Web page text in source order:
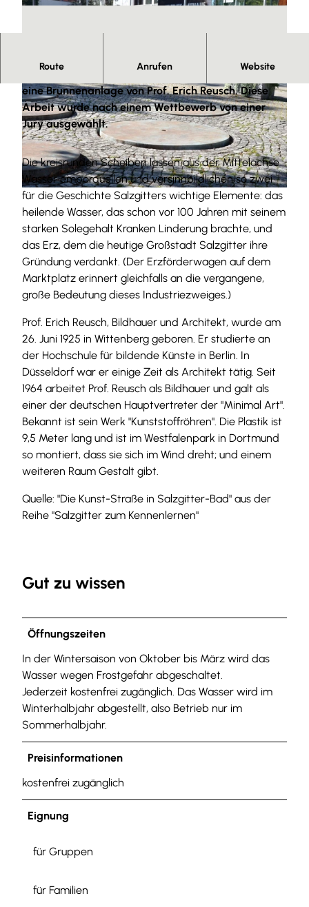
© Tourist-Information Salzgitter c/o Wirtschafts- und Innovationsförderung Salzgitter GmbH |
CC-BY
© Tourist-Information Salzgitter |CC-BY
Route Anrufen Website
Vor dem Eingang zum Rosengarten stößt man auf
eine Brunnenanlage von Prof. Erich Reusch. Diese
Arbeit wurde nach einem Wettbewerb von einer
Jury ausgewählt.
Die kreisrunden Scheiben lassen aus der Mittelachse
Wasser emporquellen und versinnbildlichen so zwei
für die Geschichte Salzgitters wichtige Elemente: das
heilende Wasser, das schon vor 100 Jahren mit seinem
starken Solegehalt Kranken Linderung brachte, und
das Erz, dem die heutige Großstadt Salzgitter ihre
Gründung verdankt. (Der Erzförderwagen auf dem
Marktplatz erinnert gleichfalls an die vergangene,
große Bedeutung dieses Industriezweiges.)
Prof. Erich Reusch, Bildhauer und Architekt, wurde am
26. Juni 1925 in Wittenberg geboren. Er studierte an
der Hochschule für bildende Künste in Berlin. In
Düsseldorf war er einige Zeit als Architekt tätig. Seit
1964 arbeitet Prof. Reusch als Bildhauer und galt als
einer der deutschen Hauptvertreter der "Minimal Art".
Bekannt ist sein Werk "Kunststoffröhren". Die Plastik ist
9,5 Meter lang und ist im Westfalenpark in Dortmund
so montiert, dass sie sich im Wind dreht; und einem
weiteren Raum Gestalt gibt.
Quelle: "Die Kunst-Straße in Salzgitter-Bad" aus der
Reihe "Salzgitter zum Kennenlernen"
Gut zu wissen
Öffnungszeiten
In der Wintersaison von Oktober bis März wird das
Wasser wegen Frostgefahr abgeschaltet.
Jederzeit kostenfrei zugänglich. Das Wasser wird im
Winterhalbjahr abgestellt, also Betrieb nur im
Sommerhalbjahr.
Preisinformationen
kostenfrei zugänglich
Eignung
für Gruppen
für Familien